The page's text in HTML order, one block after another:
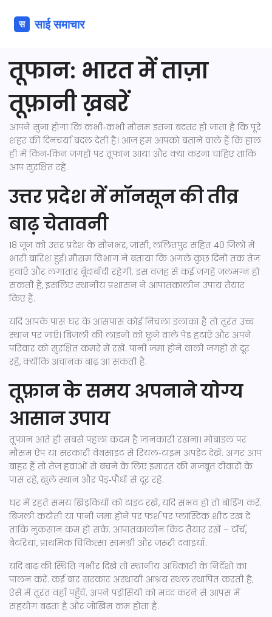
तूफान: भारत में ताज़ा
तूफ़ानी ख़बरें
आपने सुना होगा कि कभी‑कभी मौसम इतना बदतर हो जाता है कि पूरे
शहर की दिनचर्या बदल देती है। आज हम आपको बताने वाले हैं कि हाल
ही में किन‑किन जगहों पर तूफान आया और क्या करना चाहिए ताकि
आप सुरक्षित रहें.
उत्तर प्रदेश में मॉनसून की तीव्र
बाढ़ चेतावनी
18 जून को उत्तर प्रदेश के सौनभर, ज़ांसी, ललितपुर सहित 40 जिलों में
भारी बारिश हुई। मौसम विभाग ने बताया कि अगले कुछ दिनों तक तेज़
हवाएँ और लगातार बूँदाबाँदी रहेगी. इस वजह से कई जगहें जलमग्न हो
सकती हैं, इसलिए स्थानीय प्रशासन ने आपातकालीन उपाय तैयार
किए हैं.
यदि आपके पास घर के आसपास कोई निचला इलाका है तो तुरंत उच्च
स्थान पर जाएँ। बिजली की लाइनों को छूने वाले पेड़ हटाएँ और अपने
परिवार को सुरक्षित कमरे में रखें. पानी जमा होने वाली जगहों से दूर
रहें, क्योंकि अचानक बाढ़ आ सकती है.
तूफ़ान के समय अपनाने योग्य
आसान उपाय
तूफान आते ही सबसे पहला कदम है जानकारी रखना। मोबाइल पर
मौसम ऐप या सरकारी वेबसाइट से रियल‑टाइम अपडेट देखें. अगर आप
बाहर हैं तो तेज़ हवाओं से बचने के लिए इमारत की मजबूत दीवारों के
पास रहें, खुले स्थान और पेड़‑पौधों से दूर रहें.
घर में रहते समय खिड़कियों को टाइट रखें, यदि संभव हो तो बोर्डिंग करें.
बिजली कटौती या पानी जमा होने पर फर्श पर प्लास्टिक शीट रख दें
ताकि नुकसान कम हो सके. आपातकालीन किट तैयार रखें – टॉर्च,
बैटरियां, प्राथमिक चिकित्सा सामग्री और जरूरी दवाइयाँ.
यदि बाढ़ की स्थिति गंभीर दिखे तो स्थानीय अधिकारी के निर्देशों का
पालन करें. कई बार सरकार अस्थायी आश्रय स्थल स्थापित करती है;
ऐसे में तुरंत वहाँ पहुँचें. अपने पड़ोसियों को मदद करने से आपस में
सहयोग बढ़ता है और जोखिम कम होता है.